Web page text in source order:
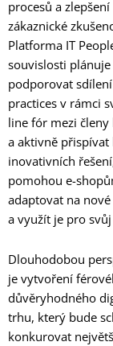
procesů a zlepšení
zákaznické
Platforma IT
souvislosti plánuje
podporovat
practices v rámci
line fór mezi
a aktivně přispívat
inovativních
pomohou e-
adaptovat na
a využít je pro
Dlouhodobou
je vytvoření
důvěryhodného
trhu, který bude
konkurovat